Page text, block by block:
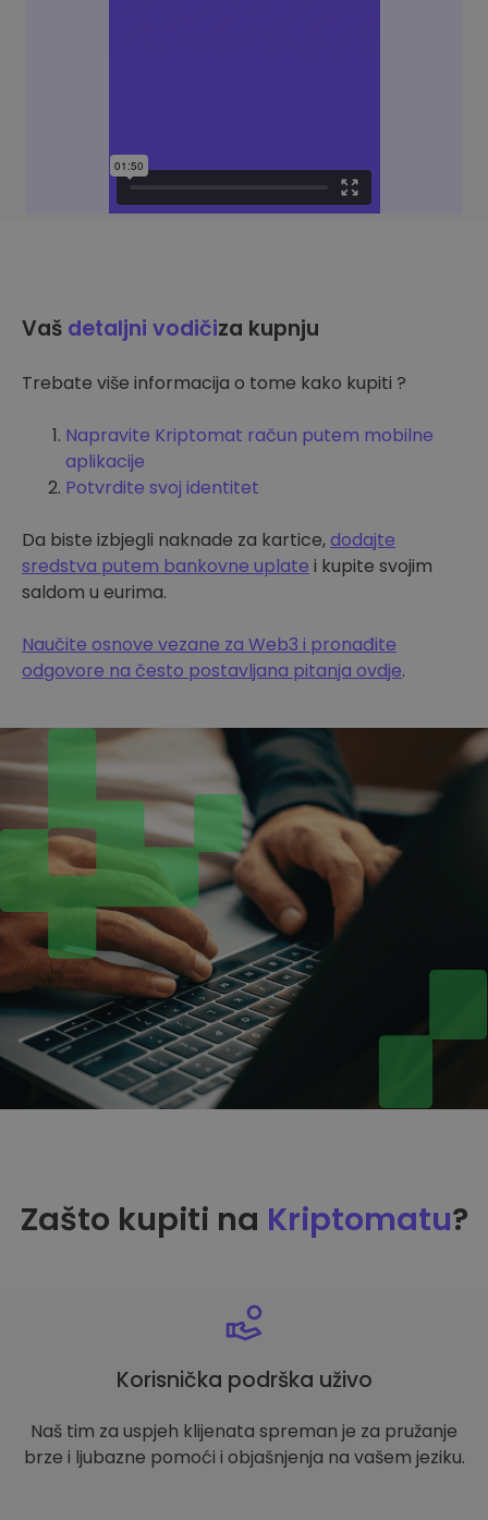
Vaš detaljni vodičiza kupnju
Trebate više informacija o tome kako kupiti ?
Napravite Kriptomat račun putem mobilne
aplikacije
Potvrdite svoj identitet
Da biste izbjegli naknade za kartice,dodajte
sredstva putem bankovne uplate i kupite svojim
saldom u eurima.
Naučite osnove vezane za Web3 i pronađite
odgovore na često postavljana pitanja ovdje.
Zašto kupiti na Kriptomatu?
Korisnička podrška uživo
Naš tim za uspjeh klijenata spreman je za pružanje
brze i ljubazne pomoći i objašnjenja na vašem jeziku.